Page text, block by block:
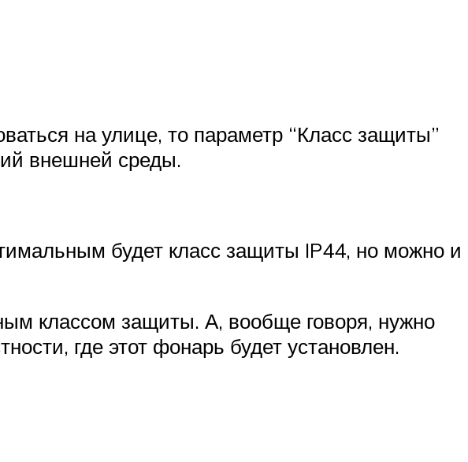
на улице, то параметр “Класс защиты”
внешней среды.
будет класс защиты IP44, но можно и
классом защиты. А, вообще говоря, нужно
где этот фонарь будет установлен.